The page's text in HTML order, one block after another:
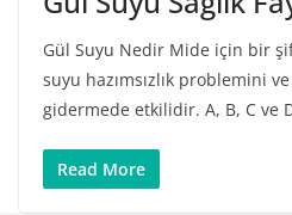
Gül Suyu Nedir Mide için bir
suyu hazımsızlık problemini
gidermede etkilidir. A, B, C ve
Read More